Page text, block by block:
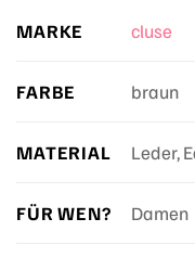
MARKE cluse
FARBE braun
MATERIAL Leder,
FÜR WEN? Damen